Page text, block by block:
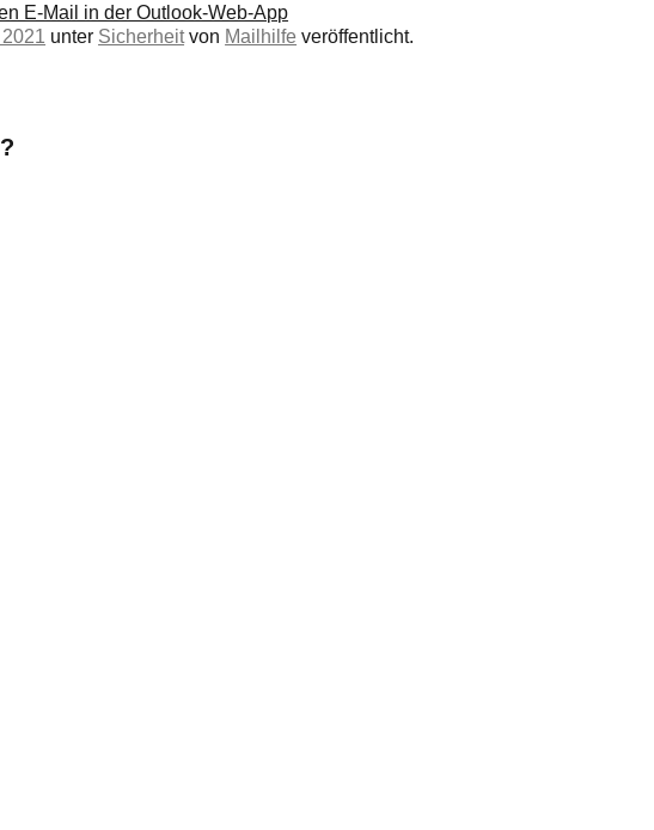
E-Mail in der Outlook-Web-App
unter Sicherheit von Mailhilfe veröffentlicht.